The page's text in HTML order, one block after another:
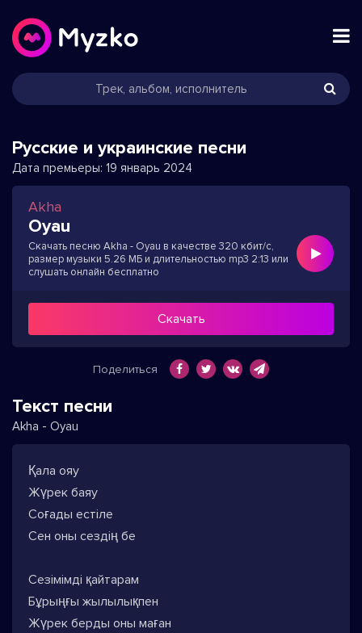
Русские и украинские песни
Дата премьеры: 19 январь 2024
Akha
Oyau
Скачать песню Akha - Oyau в качестве 320 кбит/с,
размер музыки 5.26 МБ и длительностью mp3 2:13 или
слушать онлайн бесплатно
Скачать
Поделиться
Текст песни
Akha - Oyau
Қала ояу
Жүрек баяу
Соғады естіле
Сен оны сездің бе
Сезімімді қайтарам
Бұрыңғы жылылықпен
Жүрек берды оны маған